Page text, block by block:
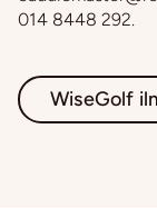
014 8448 292.
WiseGolf